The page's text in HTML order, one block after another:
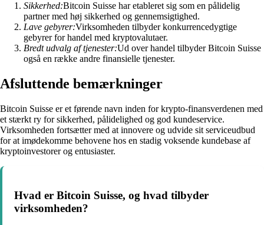
Sikkerhed:Bitcoin Suisse har etableret sig som en pålidelig
partner med høj sikkerhed og gennemsigtighed.
Lave gebyrer:Virksomheden tilbyder konkurrencedygtige
gebyrer for handel med kryptovalutaer.
Bredt udvalg af tjenester:Ud over handel tilbyder Bitcoin Suisse
også en række andre finansielle tjenester.
Afsluttende bemærkninger
Bitcoin Suisse er et førende navn inden for krypto-finansverdenen med
et stærkt ry for sikkerhed, pålidelighed og god kundeservice.
Virksomheden fortsætter med at innovere og udvide sit serviceudbud
for at imødekomme behovene hos en stadig voksende kundebase af
kryptoinvestorer og entusiaster.
Hvad er Bitcoin Suisse, og hvad tilbyder
virksomheden?